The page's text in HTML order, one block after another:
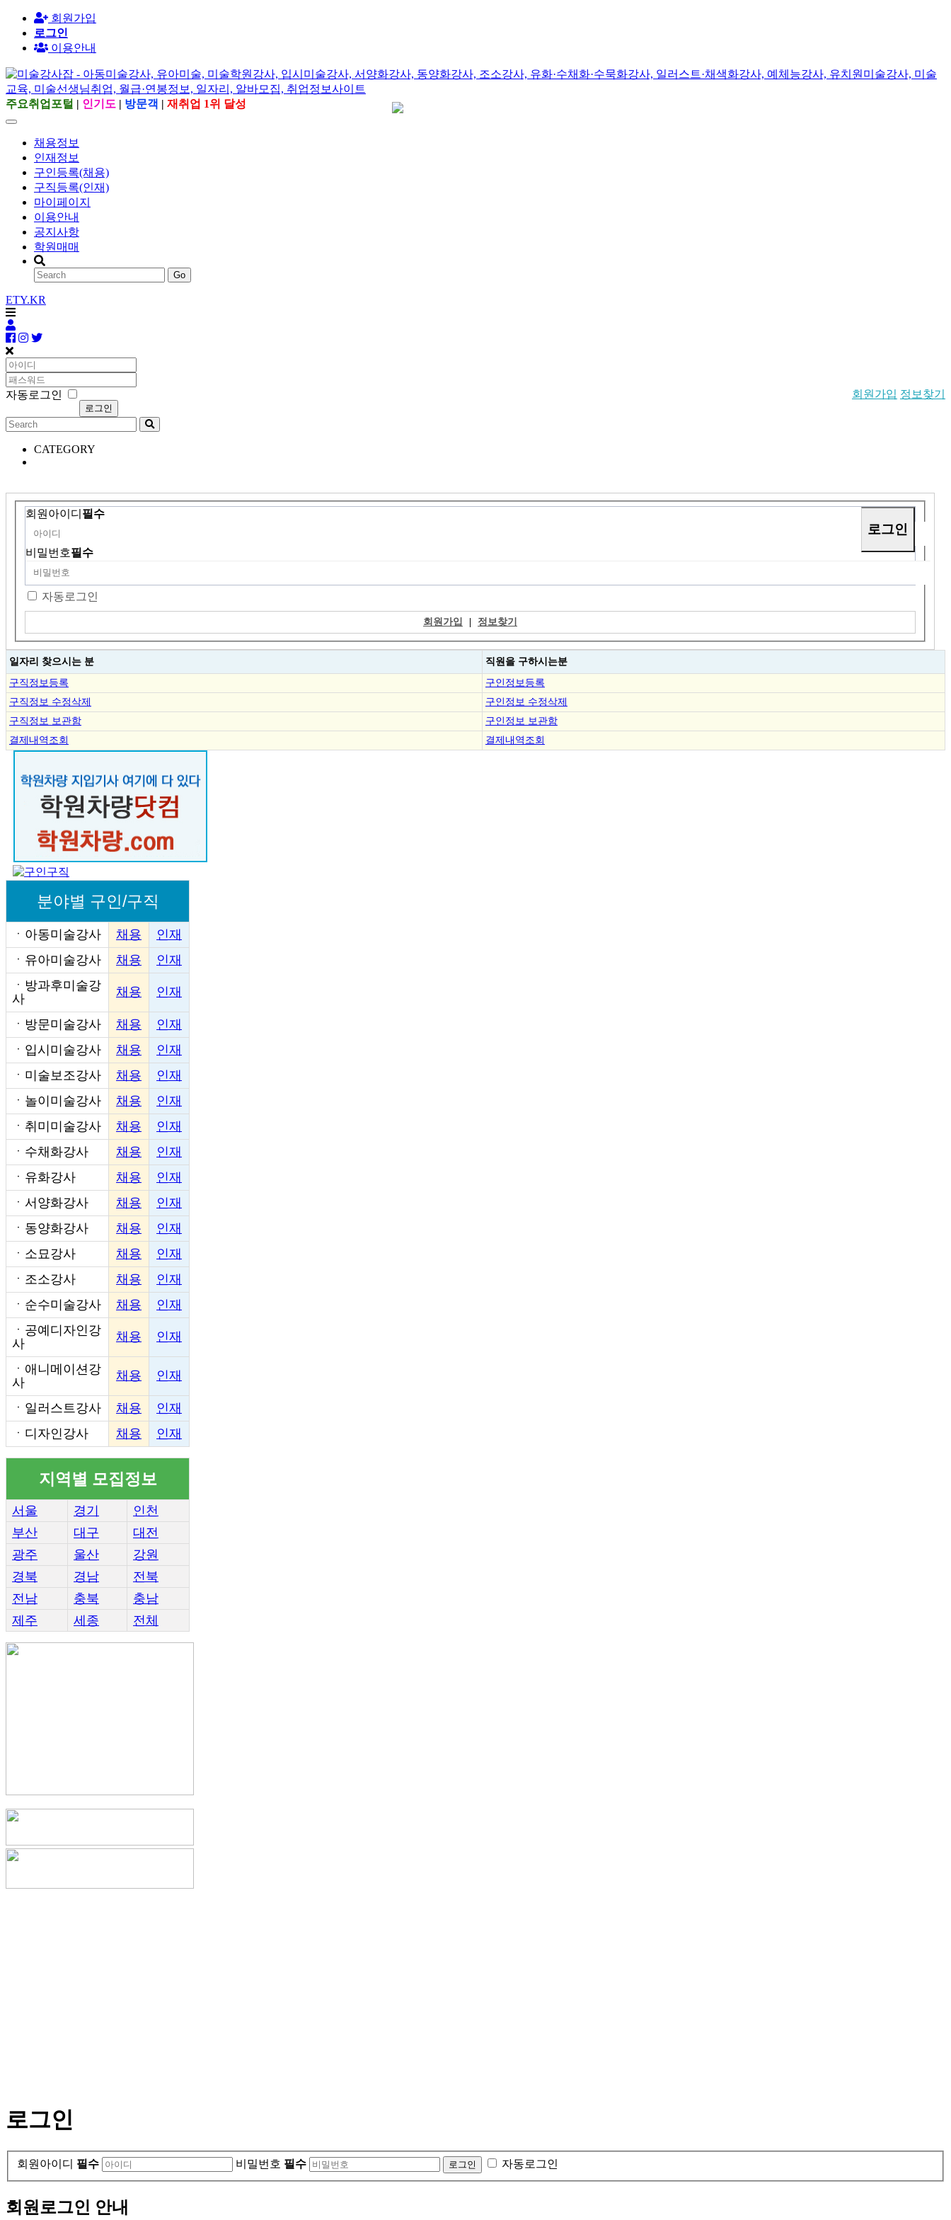
회원가입
로그인
이용안내
주요취업포털 | 인기도 | 방문객 | 재취업 1위 달성
채용정보
인재정보
구인등록(채용)
구직등록(인재)
마이페이지
이용안내
공지사항
학원매매
Go
ETY.KR
자동로그인 회원가입 정보찾기
CATEGORY
회원아이디 필수
비밀번호필수
자동로그인
회원가입 | 정보찾기
일자리 찾으시는 분 직원을 구하시는분
구직정보등록
구인정보등록
구직정보 수정삭제
구인정보 수정삭제
구직정보 보관함
구인정보 보관함
결제내역조회
결제내역조회
분야별 구인/구직
ㆍ 아동미술강사 채용
인재
ㆍ 유아미술강사 채용
인재
ㆍ 방과후미술강
사
채용 인재
ㆍ 방문미술강사 채용
인재
ㆍ 입시미술강사 채용
인재
ㆍ 미술보조강사 채용
인재
ㆍ 놀이미술강사 채용
인재
ㆍ 취미미술강사 채용
인재
ㆍ 수채화강사 채용
인재
ㆍ 유화강사 채용
인재
ㆍ 서양화강사 채용
인재
ㆍ 동양화강사 채용
인재
ㆍ 소묘강사 채용
인재
ㆍ 조소강사 채용
인재
ㆍ 순수미술강사 채용
인재
ㆍ 공예디자인강
사
채용 인재
ㆍ 애니메이션강
사
채용 인재
ㆍ 일러스트강사 채용
인재
ㆍ 디자인강사 채용 인재
지역별 모집정보
서울 경기
인천
부산
대구
대전
광주
울산
강원
경북
경남
전북
전남
충북
충남
제주
세종 전체
로그인
회원아이디 필수 비밀번호 필수 자동로그인
회원로그인 안내